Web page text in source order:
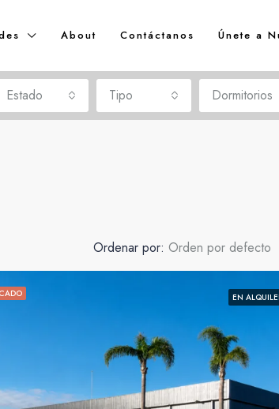
About Contáctanos Únete a
Estado Tipo Dormitorios
Ordenar por: Orden por defecto
EN